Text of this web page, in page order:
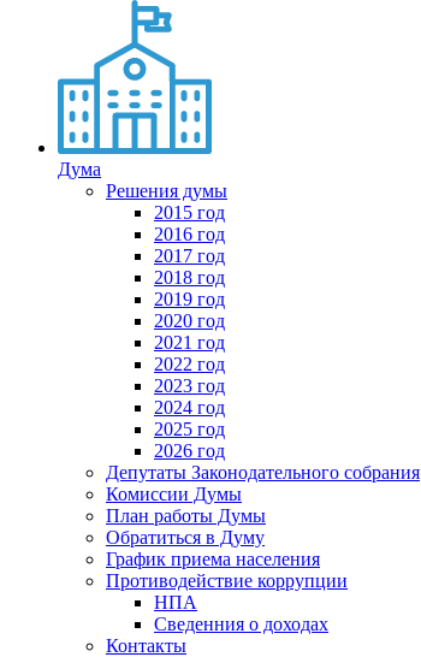
Дума
Решения думы
2015 год
2016 год
2017 год
2018 год
2019 год
2020 год
2021 год
2022 год
2023 год
2024 год
2025 год
2026 год
Депутаты Законодательного собрания
Комиссии Думы
План работы Думы
Обратиться в Думу
График приема населения
Противодействие коррупции
НПА
Сведенния о доходах
Контакты